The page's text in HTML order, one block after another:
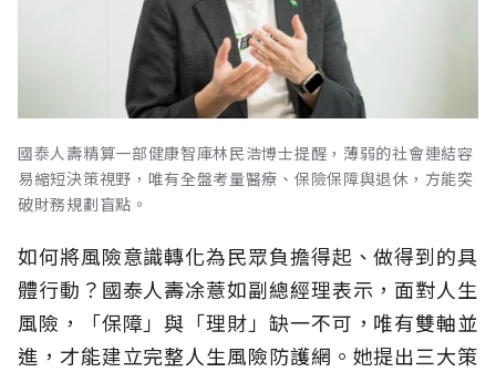
國泰人壽精算一部健康智庫林民浩博士提醒，薄弱的社會連結容
易縮短決策視野，唯有全盤考量醫療、保險保障與退休，方能突
破財務規劃盲點。
如何將風險意識轉化為民眾負擔得起、做得到的具
體行動？國泰人壽凃薏如副總經理表示，面對人生
風險，「保障」與「理財」缺一不可，唯有雙軸並
進，才能建立完整人生風險防護網。她提出三大策